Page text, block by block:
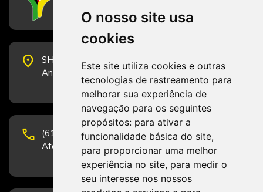
O nosso site usa
cookies
Este site utiliza cookies e outras
tecnologias de rastreamento para
melhorar sua experiência de
navegação para os seguintes
propósitos: para ativar a
funcionalidade básica do site,
para proporcionar uma melhor
experiência no site, para medir o
seu interesse nos nossos
place
SHS Quadra 6, Bloco E, Complexo Brasil 21, 20º
Andar, Sala 2001 - CEP 70322-915 - Brasília/DF
phone
(61) 3223-1652 e (61) 98131-3801.
Atendimento por telefone em horário comercial